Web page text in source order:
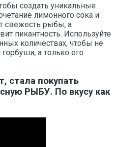
создать уникальные
лимонного сока и
свежесть рыбы, а
пикантность. Используйте
количествах, чтобы не
а только его
стала покупать
РЫБУ. По вкусу как